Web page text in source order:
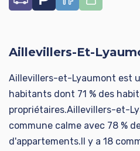
Aillevillers-Et-
Aillevillers-et-Lyaumont est
habitants dont 71 % des
propriétaires.Aillevillers-et-
commune calme avec 78 %
d'appartements.Il y a 18